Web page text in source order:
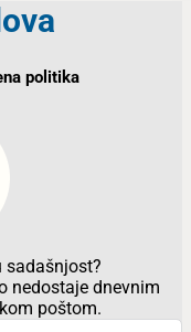
politika
sadašnjost?
nedostaje dnevnim
poštom.